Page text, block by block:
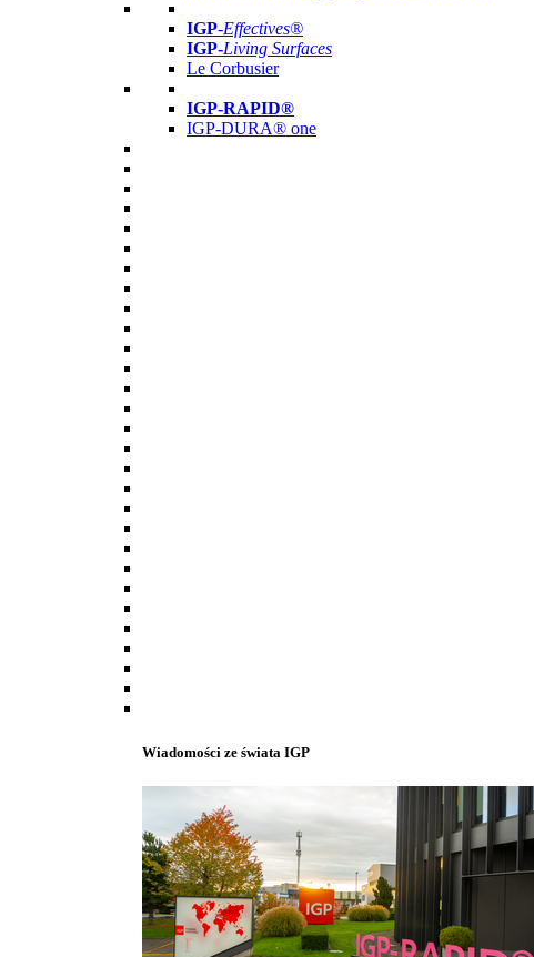
IGP-Effectives®
IGP-Living Surfaces
Le Corbusier
IGP-RAPID®
IGP-DURA® one
Wiadomości ze świata IGP